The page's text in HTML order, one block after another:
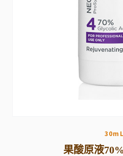
30mL
果酸原液